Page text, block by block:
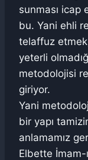
sunması icap
bu. Yani ehli
telaffuz
yeterli
metodolojisi
giriyor.
Yani
bir yapı
anlamamız
Elbette İmam-